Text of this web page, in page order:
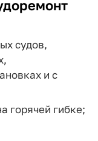
судов,
и с
горячей гибке;